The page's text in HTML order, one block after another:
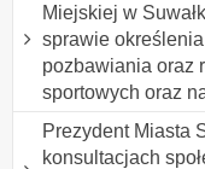
Miejskiej w
sprawie
pozbawiania oraz
sportowych oraz
Prezydent Miasta
konsultacjach